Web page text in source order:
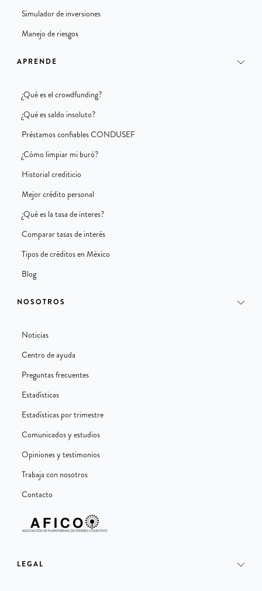
Simulador de inversiones
Manejo de riesgos
APRENDE
¿Qué es el crowdfunding?
¿Qué es saldo insoluto?
Préstamos confiables CONDUSEF
¿Cómo limpiar mi buró?
Historial crediticio
Mejor crédito personal
¿Qué es la tasa de interes?
Comparar tasas de interés
Tipos de créditos en México
Blog
NOSOTROS
Noticias
Centro de ayuda
Preguntas frecuentes
Estadísticas
Estadísticas por trimestre
Comunicados y estudios
Opiniones y testimonios
Trabaja con nosotros
Contacto
LEGAL